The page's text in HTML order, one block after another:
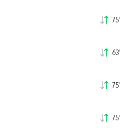
75'
63'
75'
75'